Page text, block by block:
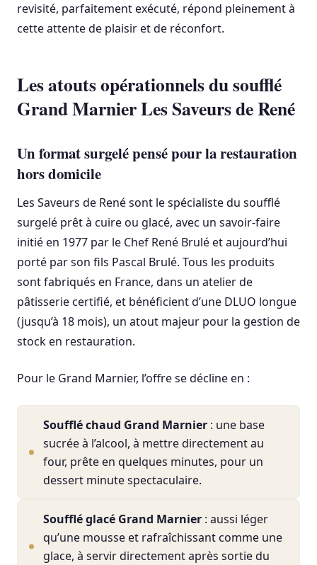
revisité, parfaitement exécuté, répond pleinement à
cette attente de plaisir et de réconfort.
Les atouts opérationnels du soufflé
Grand Marnier Les Saveurs de René
Un format surgelé pensé pour la restauration
hors domicile
Les Saveurs de René sont le spécialiste du soufflé
surgelé prêt à cuire ou glacé, avec un savoir-faire
initié en 1977 par le Chef René Brulé et aujourd’hui
porté par son fils Pascal Brulé. Tous les produits
sont fabriqués en France, dans un atelier de
pâtisserie certifié, et bénéficient d’une DLUO longue
(jusqu’à 18 mois), un atout majeur pour la gestion de
stock en restauration.
Pour le Grand Marnier, l’offre se décline en :
Soufflé chaud Grand Marnier : une base
sucrée à l’alcool, à mettre directement au
four, prête en quelques minutes, pour un
dessert minute spectaculaire.
Soufflé glacé Grand Marnier : aussi léger
qu’une mousse et rafraîchissant comme une
glace, à servir directement après sortie du